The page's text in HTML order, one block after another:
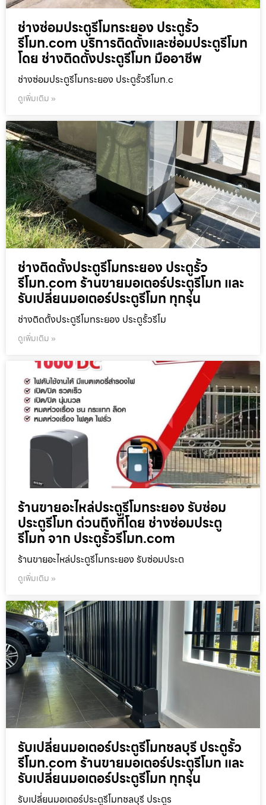
ช่างซ่อมประตูรีโมทระยอง ประตูรั้ว
รีโมท.com บริการติดตั้งและซ่อมประตูรีโมท
โดย ช่างติดตั้งประตูรีโมท มืออาชีพ
ช่างซ่อมประตูรีโมทระยอง ประตูรั้วรีโมท.c
ดูเพิ่มเติม »
ช่างติดตั้งประตูรีโมทระยอง ประตูรั้ว
รีโมท.com ร้านขายมอเตอร์ประตูรีโมท และ
รับเปลี่ยนมอเตอร์ประตูรีโมท ทุกรุ่น
ช่างติดตั้งประตูรีโมทระยอง ประตูรั้วรีโม
ดูเพิ่มเติม »
ร้านขายอะไหล่ประตูรีโมทระยอง รับซ่อม
ประตูรีโมท ด่วนถึงที่โดย ช่างซ่อมประตู
รีโมท จาก ประตูรั้วรีโมท.com
ร้านขายอะไหล่ประตูรีโมทระยอง รับซ่อมประต
ดูเพิ่มเติม »
รับเปลี่ยนมอเตอร์ประตูรีโมทชลบุรี ประตูรั้ว
รีโมท.com ร้านขายมอเตอร์ประตูรีโมท และ
รับเปลี่ยนมอเตอร์ประตูรีโมท ทุกรุ่น
รับเปลี่ยนมอเตอร์ประตูรีโมทชลบุรี ประตูร